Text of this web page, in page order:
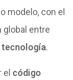
modelo, con el
global entre
tecnología.
el código